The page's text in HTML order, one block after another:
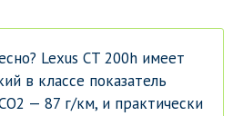
Lexus CT 200h имеет
в классе показатель
— 87 г/км, и практически